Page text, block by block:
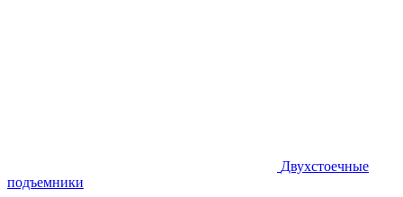
Двухстоечные
подъемники